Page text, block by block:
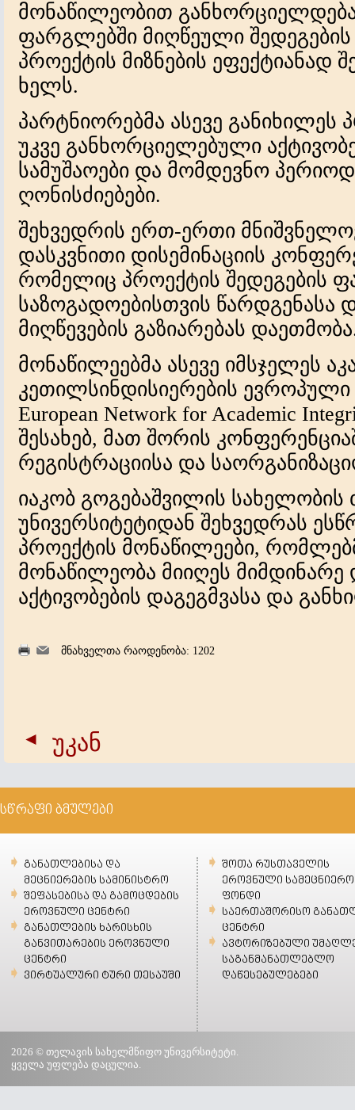
მონაწილეობით
ფარგლებში მიღწეული შედეგების
პროექტის მიზნების ეფექტიანად
ხელს.
პარტნიორებმა ასევე
უკვე განხორციელებული
სამუშაოები და მომდევნო
ღონისძიებები.
შეხვედრის ერთ-ერთი
დასკვნითი დისემინაციის
რომელიც პროექტის შედეგების
საზოგადოებისთვის წარდგენასა
მიღწევების გაზიარებას
მონაწილეებმა ასევე იმსჯელეს
კეთილსინდისიერების ევროპული
European Network for Academic
შესახებ, მათ შორის
რეგისტრაციისა და
იაკობ გოგებაშვილის
უნივერსიტეტიდან შეხვედრას
პროექტის მონაწილეები,
მონაწილეობა მიიღეს
აქტივობების დაგეგმვასა და
მნახველთა რაოდენობა: 1202
უკან
სწრაფი ბმულები
განათლებისა და
მეცნიერების სამინისტრო
შეფასებისა და გამოცდების
ეროვნული ცენტრი
განათლების ხარისხის
განვითარების ეროვნული
ცენტრი
ვირტუალური ტური თესაუში
შოთა რუსთაველის
ეროვნული სამეცნიერო
ფონდი
საერთაშორისო
ცენტრი
ავტორიზებული
საგანმანათლებლო
დაწესებულებები
2026 © თელავის სახელმწიფო უნივერსიტეტი.
ყველა უფლება დაცულია.